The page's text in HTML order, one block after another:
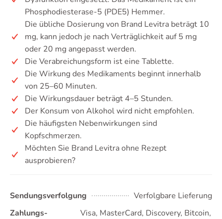
Phosphodiesterase-5 (PDE5) Hemmer.
Die übliche Dosierung von Brand Levitra beträgt 10
mg, kann jedoch je nach Verträglichkeit auf 5 mg
oder 20 mg angepasst werden.
Die Verabreichungsform ist eine Tablette.
Die Wirkung des Medikaments beginnt innerhalb
von 25–60 Minuten.
Die Wirkungsdauer beträgt 4–5 Stunden.
Der Konsum von Alkohol wird nicht empfohlen.
Die häufigsten Nebenwirkungen sind
Kopfschmerzen.
Möchten Sie Brand Levitra ohne Rezept
ausprobieren?
Sendungsverfolgung
Verfolgbare Lieferung
Zahlungs-
Visa, MasterCard, Discovery, Bitcoin,